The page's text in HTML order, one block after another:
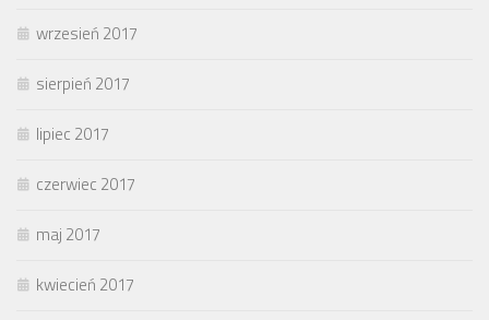
wrzesień 2017
sierpień 2017
lipiec 2017
czerwiec 2017
maj 2017
kwiecień 2017